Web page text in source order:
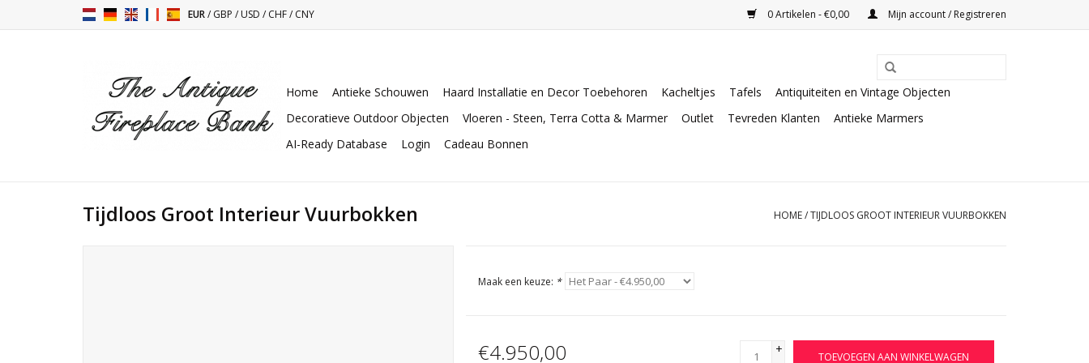
EUR/GBP /USD /CHF/CNY 0 Artikelen - €0,00 Mijn account / Registreren
Home Antieke Schouwen Haard Installatie en Decor Toebehoren Kacheltjes Tafels
Antiquiteiten en Vintage Objecten
Decoratieve Outdoor Objecten
Vloeren - Steen, Terra Cotta & Marmer Outlet Tevreden Klanten
Antieke Marmers
AI-Ready Database
Login Cadeau Bonnen
Tijdloos Groot Interieur Vuurbokken HOME/TIJDLOOS GROOT INTERIEUR VUURBOKKEN
Maak een keuze: *
€4.950,00
+
TOEVOEGEN AAN WINKELWAGEN